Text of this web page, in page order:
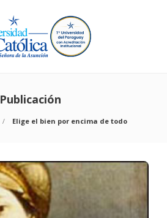
Publicación
Elige el bien por encima de todo